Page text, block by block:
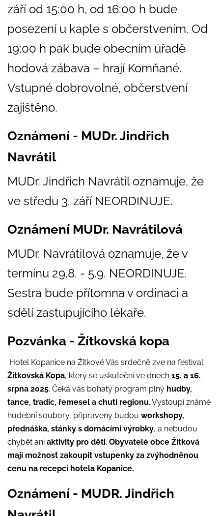
září od 15:00 h, od 16:00 h bude
posezení u kaple s občerstvením. Od
19:00 h pak bude obecním úřadě
hodová zábava – hrají Komňané.
Vstupné dobrovolné, občerstvení
zajištěno.
Oznámení - MUDr. Jindřich
Navrátil
MUDr. Jindřich Navrátil oznamuje, že
ve středu 3. září NEORDINUJE.
Oznámení MUDr. Navrátilová
MUDr. Navrátilová oznamuje, že v
termínu 29.8. - 5.9. NEORDINUJE.
Sestra bude přítomna v ordinaci a
sdělí zastupujícího lékaře.
Pozvánka - Žítkovská kopa
Hotel Kopanice na Žítkové Vás srdečně zve na festival
Žítkovská Kopa, který se uskuteční ve dnech 15. a 16.
srpna 2025. Čeká vás bohatý program plný hudby,
tance, tradic, řemesel a chutí regionu. Vystoupí známé
hudební soubory, připraveny budou workshopy,
přednáška, stánky s domácími výrobky, a nebudou
chybět ani aktivity pro děti. Obyvatelé obce Žítková
mají možnost zakoupit vstupenky za zvýhodněnou
cenu na recepci hotela Kopanice.
Oznámení - MUDR. Jindřich